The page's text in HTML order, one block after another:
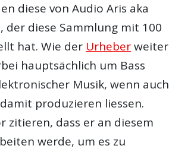
diese von Audio Aris aka
der diese Sammlung mit 100
hat. Wie der Urheberweiter
hauptsächlich um Bass
Musik, wenn auch
produzieren liessen.
zitieren, dass er an diesem
werde, um es zu